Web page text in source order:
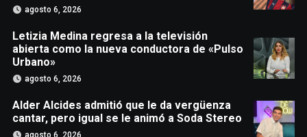
agosto 6, 2026
Letizia Medina regresa a la televisión
abierta como la nueva conductora de «Pulso
Urbano»
agosto 6, 2026
Alder Alcides admitió que le da vergüenza
cantar, pero igual se le animó a Soda Stereo
agosto 6, 2026